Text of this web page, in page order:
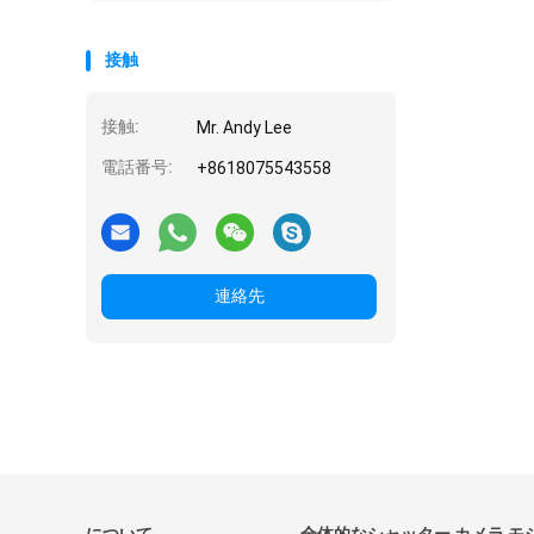
接触
接触: Mr. Andy Lee
電話番号: +8618075543558
連絡先